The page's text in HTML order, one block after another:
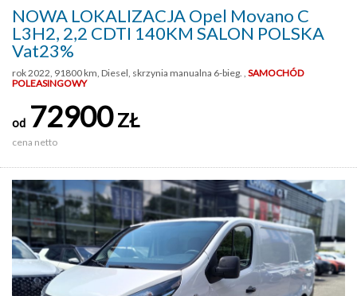
NOWA LOKALIZACJA Opel Movano C
L3H2, 2,2 CDTI 140KM SALON POLSKA
Vat23%
rok 2022, 91800 km, Diesel, skrzynia manualna 6-bieg. , SAMOCHÓD
POLEASINGOWY
od 72900ZŁ
cena netto